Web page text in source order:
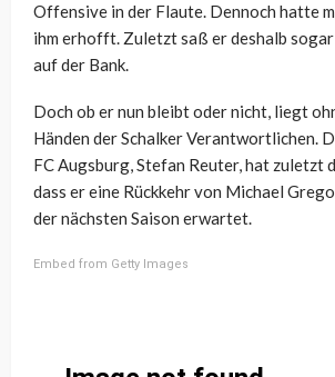
Offensive in der Flaute. Dennoch hatte
ihm erhofft. Zuletzt saß er deshalb
auf der Bank.
Doch ob er nun bleibt oder nicht, liegt
Händen der Schalker Verantwortlichen.
FC Augsburg, Stefan Reuter, hat zuletzt
dass er eine Rückkehr von Michael
der nächsten Saison erwartet.
Embed from Getty Images